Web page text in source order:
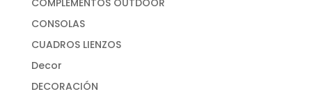
CONSOLAS
CUADROS LIENZOS
Decor
DECORACIÓN